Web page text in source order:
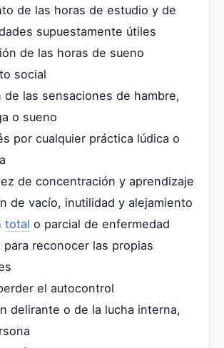
de las horas de estudio y de
supuestamente útiles
de las horas de sueno
social
de las sensaciones de hambre,
o sueno
por cualquier práctica lúdica o
de concentración y aprendizaje
de vacío, inutilidad y alejamiento
total o parcial de enfermedad
reconocer las propias
el autocontrol
delirante o de la lucha interna,